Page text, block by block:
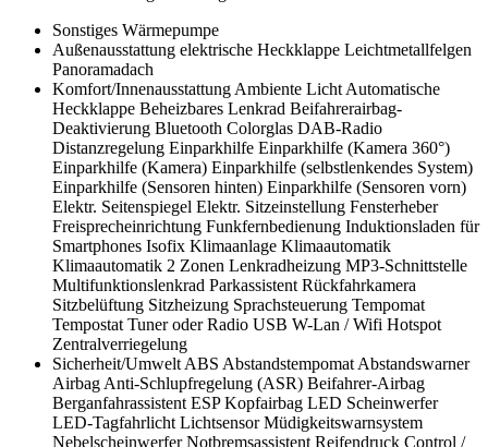
Sonstiges Wärmepumpe
Außenausstattung elektrische Heckklappe Leichtmetallfelgen
Panoramadach
Komfort/Innenausstattung Ambiente Licht Automatische
Heckklappe Beheizbares Lenkrad Beifahrerairbag-
Deaktivierung Bluetooth Colorglas DAB-Radio
Distanzregelung Einparkhilfe Einparkhilfe (Kamera 360°)
Einparkhilfe (Kamera) Einparkhilfe (selbstlenkendes System)
Einparkhilfe (Sensoren hinten) Einparkhilfe (Sensoren vorn)
Elektr. Seitenspiegel Elektr. Sitzeinstellung Fensterheber
Freisprecheinrichtung Funkfernbedienung Induktionsladen für
Smartphones Isofix Klimaanlage Klimaautomatik
Klimaautomatik 2 Zonen Lenkradheizung MP3-Schnittstelle
Multifunktionslenkrad Parkassistent Rückfahrkamera
Sitzbelüftung Sitzheizung Sprachsteuerung Tempomat
Tempostat Tuner oder Radio USB W-Lan / Wifi Hotspot
Zentralverriegelung
Sicherheit/Umwelt ABS Abstandstempomat Abstandswarner
Airbag Anti-Schlupfregelung (ASR) Beifahrer-Airbag
Berganfahrassistent ESPKopfairbag LED Scheinwerfer
LED-Tagfahrlicht LichtsensorMüdigkeitswarnsystem
NebelscheinwerferNotbremsassistent Reifendruck Control /